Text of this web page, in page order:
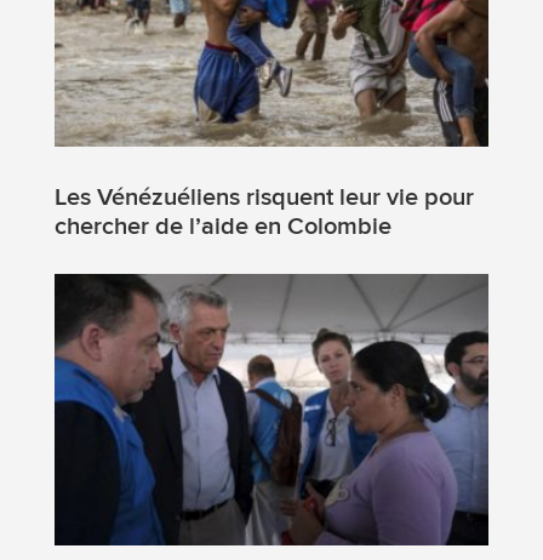
Les Vénézuéliens risquent leur vie pour
chercher de l’aide en Colombie